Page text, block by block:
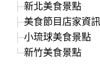
新北美食景點
美食節目店家資訊
小琉球美食景點
新竹美食景點